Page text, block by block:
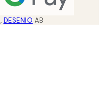
, DESENIO AB